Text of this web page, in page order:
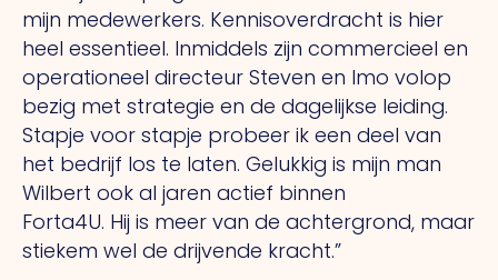
mijn medewerkers. Kennisoverdracht is hier
heel essentieel. Inmiddels zijn commercieel en
operationeel directeur Steven en Imo volop
bezig met strategie en de dagelijkse leiding.
Stapje voor stapje probeer ik een deel van
het bedrijf los te laten. Gelukkig is mijn man
Wilbert ook al jaren actief binnen
Forta4U. Hij is meer van de achtergrond, maar
stiekem wel de drijvende kracht.”